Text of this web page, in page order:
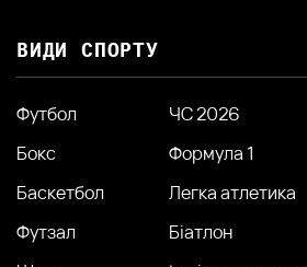
ВИДИ СПОРТУ
Футбол ЧС 2026
Бокс
Формула 1
Баскетбол
Легка атлетика
Футзал
Біатлон